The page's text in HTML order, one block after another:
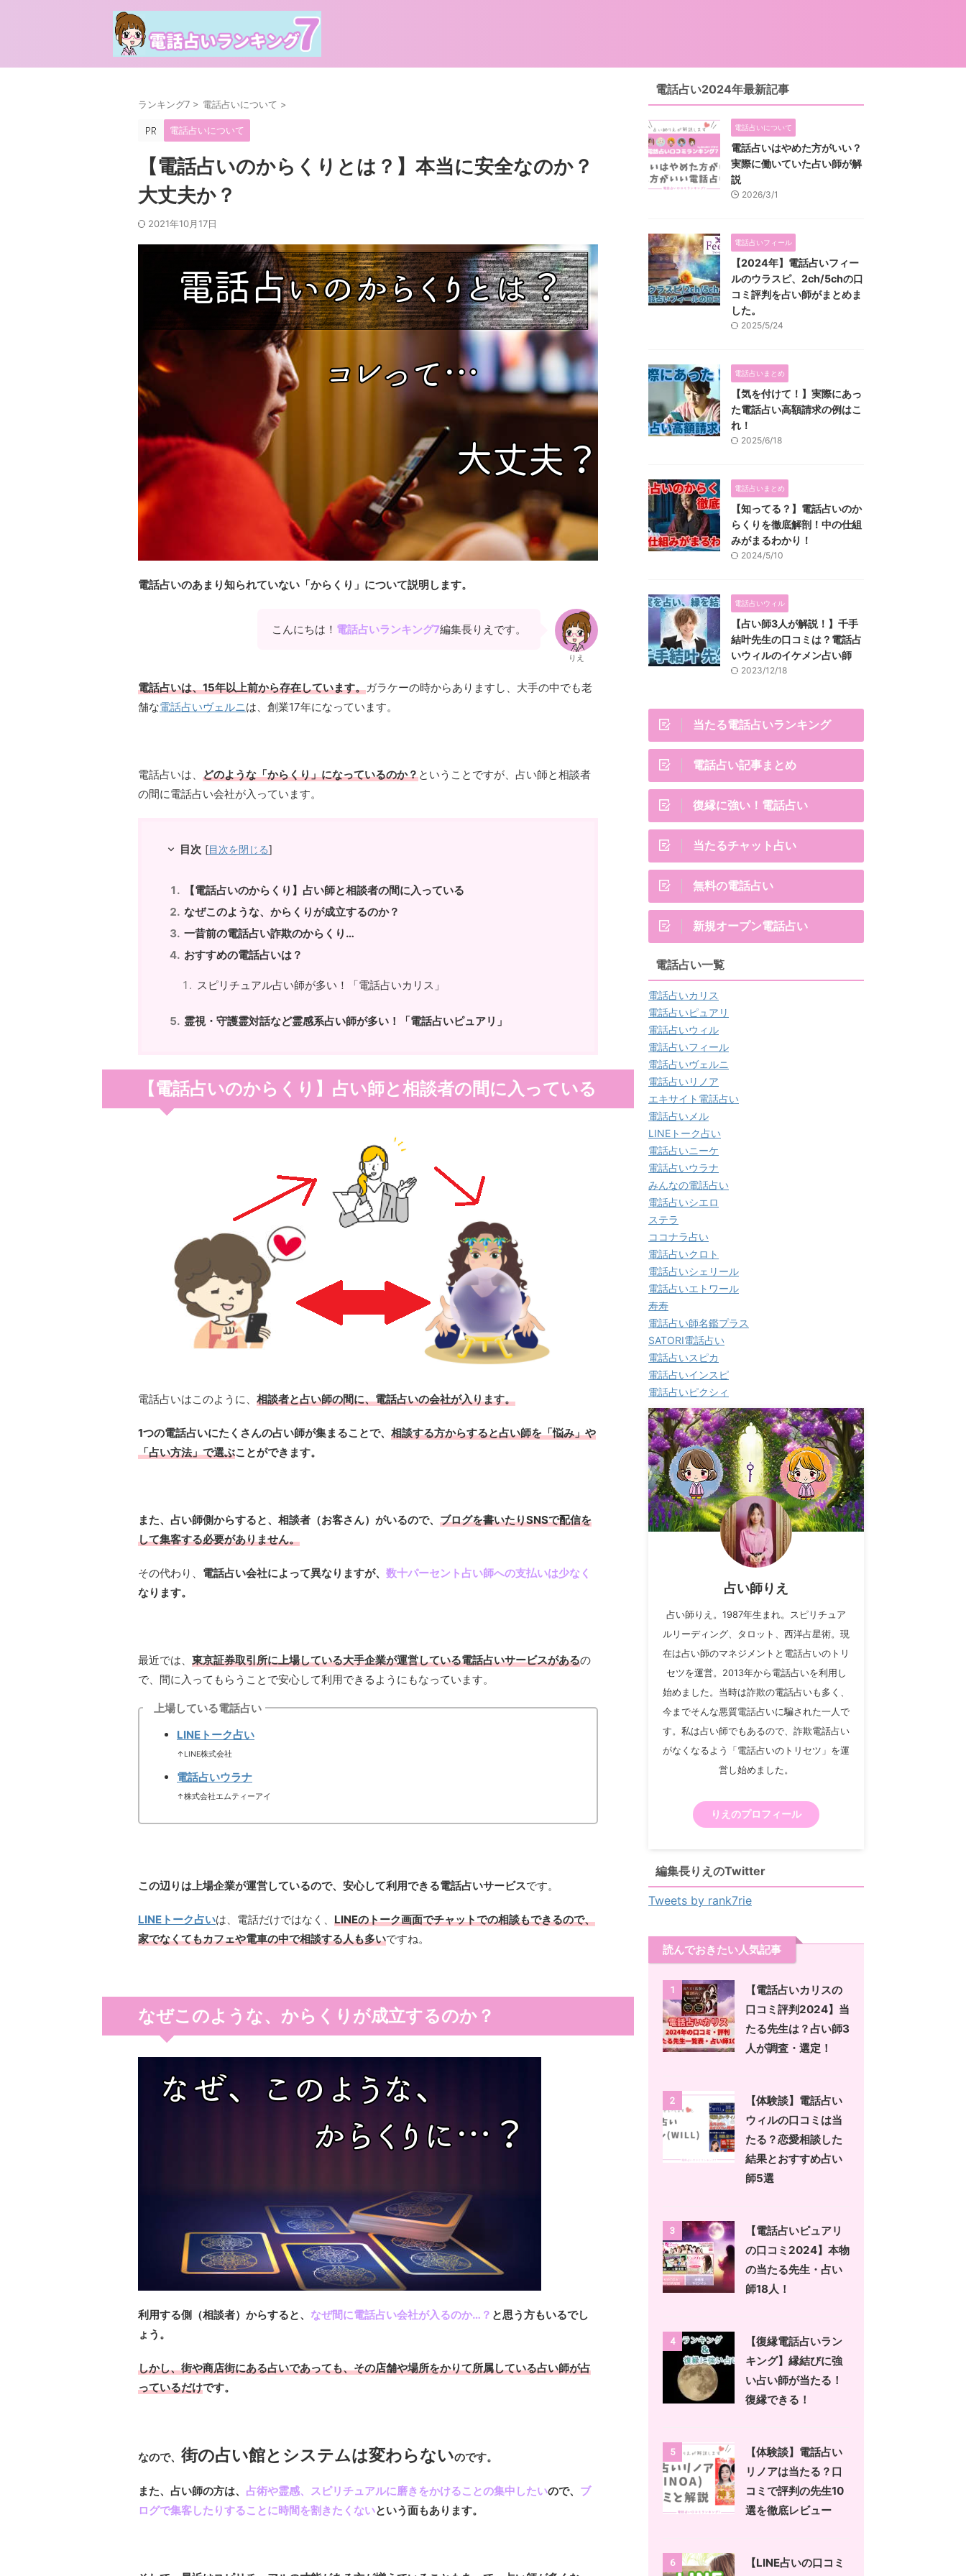
ランキング7 > 電話占いについて >
電話占いについて
【電話占いのからくりとは？】本当に安全なのか？
大丈夫か？
2021年10月17日
電話占いのあまり知られていない「からくり」について説明します。
こんにちは！ 電話占いランキング7編集長りえです。
りえ
電話占いは、15年以上前から存在しています。ガラケーの時からありますし、大手の中でも老
舗な電話占いヴェルニは、創業17年になっています。
電話占いは、 どのような「からくり」になっているのか？ということですが、占い師と相談者
の間に電話占い会社が入っています。
目次 [目次を閉じる]
【電話占いのからくり】占い師と相談者の間に入っている
なぜこのような、からくりが成立するのか？
一昔前の電話占い詐欺のからくり…
おすすめの電話占いは？
スピリチュアル占い師が多い！「電話占いカリス」
霊視・守護霊対話など霊感系占い師が多い！「電話占いピュアリ」
【電話占いのからくり】占い師と相談者の間に入っている
電話占いはこのように、 相談者と占い師の間に、電話占いの会社が入ります。
1つの電話占いにたくさんの占い師が集まることで、 相談する方からすると占い師を「悩み」や
「占い方法」で選ぶことができます。
また、占い師側からすると、相談者（お客さん）がいるので、 ブログを書いたりSNSで配信を
して集客する必要がありません。
その代わり、 電話占い会社によって異なりますが、 数十パーセント占い師への支払いは少なく
なります。
最近では、 東京証券取引所に上場している大手企業が運営している電話占いサービスがあるの
で、間に入ってもらうことで安心して利用できるようにもなっています。
上場している電話占い
LINEトーク占い
↑LINE株式会社
電話占いウラナ
↑株式会社エムティーアイ
この辺りは上場企業が運営しているので、安心して利用できる電話占いサービスです。
LINEトーク占いは、電話だけではなく、 LINEのトーク画面でチャットでの相談もできるので、
家でなくてもカフェや電車の中で相談する人も多いですね。
なぜこのような、からくりが成立するのか？
利用する側（相談者）からすると、 なぜ間に電話占い会社が入るのか…？ と思う方もいるでし
ょう。
しかし、街や商店街にある占いであっても、その店舗や場所をかりて所属している占い師が占
っているだけです。
なので、 街の占い館とシステムは変わらないのです。
また、占い師の方は、 占術や霊感、スピリチュアルに磨きをかけることの集中したいので、 ブ
ログで集客したりすることに時間を割きたくないという面もあります。
電話占い2024年最新記事
電話占いについて
電話占いはやめた方がいい？
実際に働いていた占い師が解
説
2026/3/1
電話占いフィール
【2024年】電話占いフィー
ルのウラスピ、2ch/5chの口
コミ評判を占い師がまとめま
した。
2025/5/24
電話占いまとめ
【気を付けて！】実際にあっ
た電話占い高額請求の例はこ
れ！
2025/6/18
電話占いまとめ
【知ってる？】電話占いのか
らくりを徹底解剖！中の仕組
みがまるわかり！
2024/5/10
電話占いウィル
【占い師3人が解説！】千手
結叶先生の口コミは？電話占
いウィルのイケメン占い師
2023/12/18
当たる電話占いランキング
電話占い記事まとめ
復縁に強い！電話占い
当たるチャット占い
無料の電話占い
新規オープン電話占い
電話占い一覧
電話占いカリス
電話占いピュアリ
電話占いウィル
電話占いフィール
電話占いヴェルニ
電話占いリノア
エキサイト電話占い
電話占いメル
LINEトーク占い
電話占いニーケ
電話占いウラナ
みんなの電話占い
電話占いシエロ
ステラ
ココナラ占い
電話占いクロト
電話占いシェリール
電話占いエトワール
寿寿
電話占い師名鑑プラス
SATORI電話占い
電話占いスピカ
電話占いインスピ
電話占いピクシィ
占い師りえ
占い師りえ。1987年生まれ。スピリチュア
ルリーディング、タロット、西洋占星術。現
在は占い師のマネジメントと電話占いのトリ
セツを運営。2013年から電話占いを利用し
始めました。当時は詐欺の電話占いも多く、
今までそんな悪質電話占いに騙された一人で
す。私は占い師でもあるので、詐欺電話占い
がなくなるよう「電話占いのトリセツ」を運
営し始めました。
りえのプロフィール
編集長りえのTwitter
Tweets by rank7rie
読んでおきたい人気記事
1
【電話占いカリスの
口コミ評判2024】当
たる先生は？占い師3
人が調査・選定！
2
【体験談】電話占い
ウィルの口コミは当
たる？恋愛相談した
結果とおすすめ占い
師5選
3
【電話占いピュアリ
の口コミ2024】本物
の当たる先生・占い
師18人！
4
【復縁電話占いラン
キング】縁結びに強
い占い師が当たる！
復縁できる！
5
【体験談】電話占い
リノアは当たる？口
コミで評判の先生10
選を徹底レビュー
6
【LINE占いの口コミ